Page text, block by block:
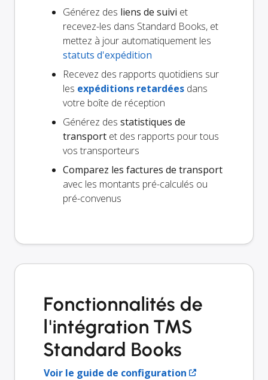
Générez des liens de suivi et
recevez-les dans Standard Books, et
mettez à jour automatiquement les
statuts d'expédition
Recevez des rapports quotidiens sur
les expéditions retardées dans
votre boîte de réception
Générez des statistiques de
transport et des rapports pour tous
vos transporteurs
Comparez les factures de transport
avec les montants pré-calculés ou
pré-convenus
Fonctionnalités de
l'intégration TMS
Standard Books
Voir le guide de configuration